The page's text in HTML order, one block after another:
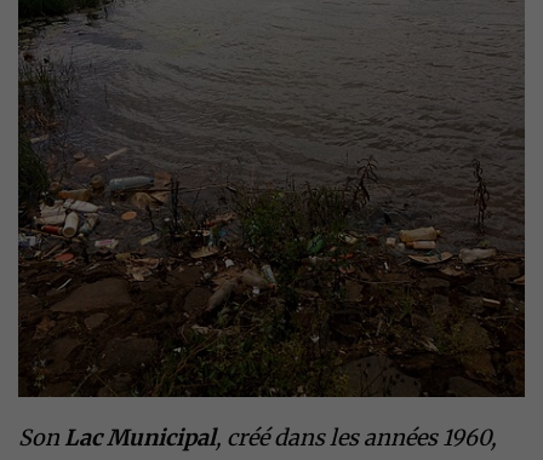
Son Lac Municipal, créé dans les années 1960,